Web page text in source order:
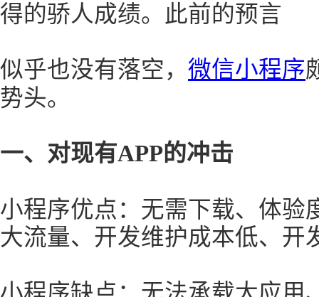
得的骄人成绩。此前的预言
似乎也没有落空， 微信小程序
势头。
一、对现有APP的冲击
小程序优点：无需下载、体验
大流量、开发维护成本低、开